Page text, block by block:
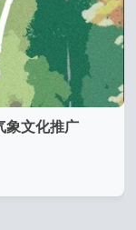
象文化推广